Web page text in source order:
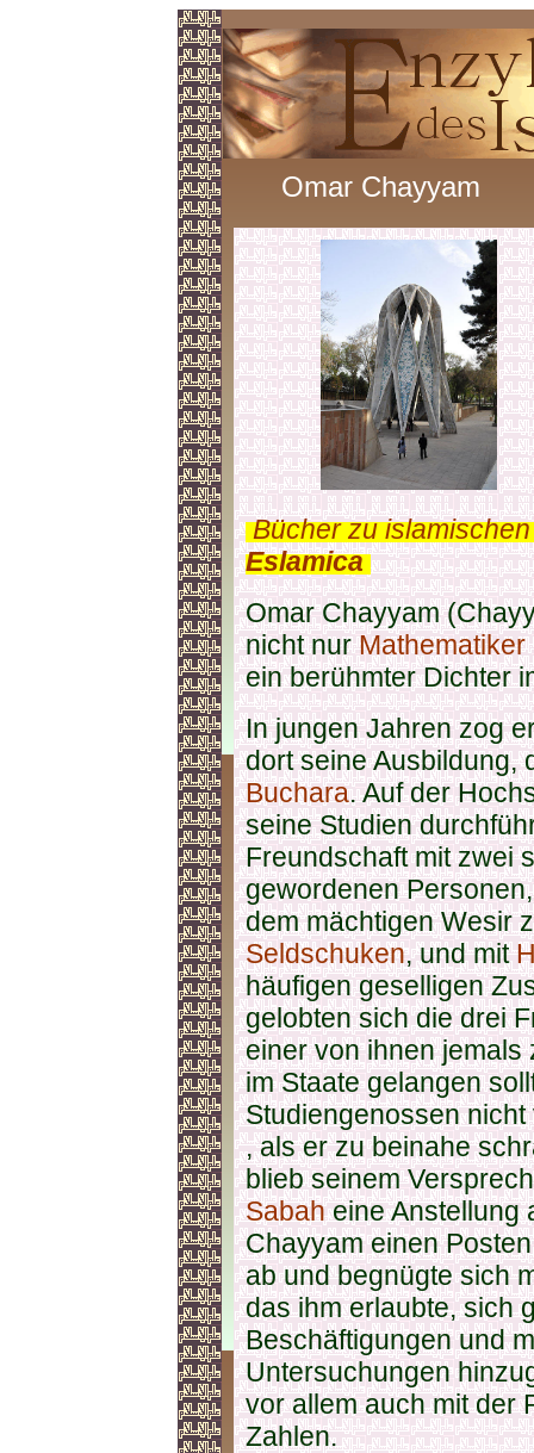
Omar Chayyam
.Bücher zu
Eslamica.
Omar Chayyam
nicht nurMathematiker
ein berühmter Dichter
In jungen Jahren zog
dort seine Ausbildung,
Buchara. Auf der
seine Studien
Freundschaft mit zwei
gewordenen
dem mächtigen Wesir
Seldschuken, und mit
häufigen geselligen
gelobten sich die drei
einer von ihnen jemals
im Staate gelangen
Studiengenossen
, als er zu beinahe
blieb seinem
Sabaheine Anstellung
Chayyam einen
ab und begnügte sich
das ihm erlaubte, sich
Beschäftigungen und
Untersuchungen
vor allem auch mit der
Zahlen.